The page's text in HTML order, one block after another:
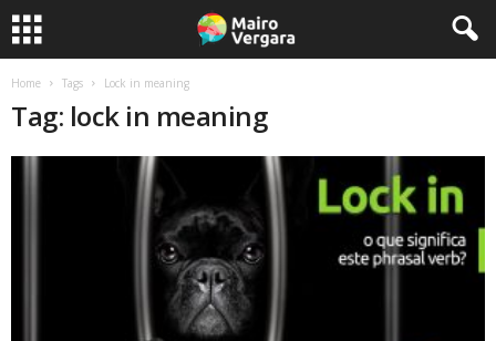
Home Tags Lock in meaning
Tag: lock in meaning